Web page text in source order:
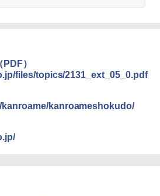
）
files/topics/2131_ext_05_0.pdf
kanroameshokudo/